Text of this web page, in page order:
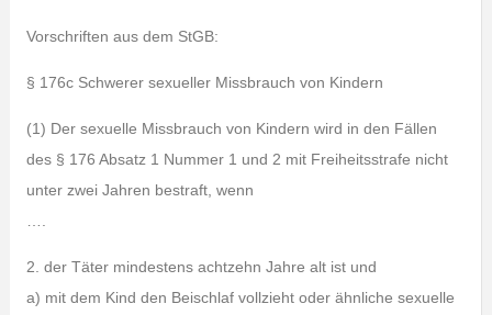
Vorschriften aus dem StGB:
§ 176c Schwerer sexueller Missbrauch von Kindern
(1) Der sexuelle Missbrauch von Kindern wird in den Fällen
des § 176 Absatz 1 Nummer 1 und 2 mit Freiheitsstrafe nicht
unter zwei Jahren bestraft, wenn
2. der Täter mindestens achtzehn Jahre alt ist und
a) mit dem Kind den Beischlaf vollzieht oder ähnliche sexuelle